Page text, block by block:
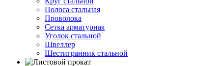
Полоса стальная
Проволока
Сетка арматурная
Уголок стальной
Швеллер
Шестигранник стальной